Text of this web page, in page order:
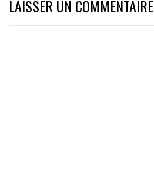
LAISSER UN COMMENTAIRE